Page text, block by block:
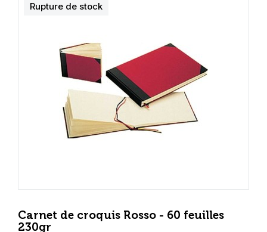
Carnet de croquis Rosso - 60 feuilles
230gr
Rupture de stock